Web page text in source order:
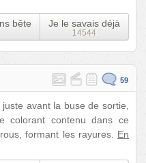
bête
Je le savais déjà
14544
59
avant la buse de sortie,
contenu dans ce
formant les rayures. En